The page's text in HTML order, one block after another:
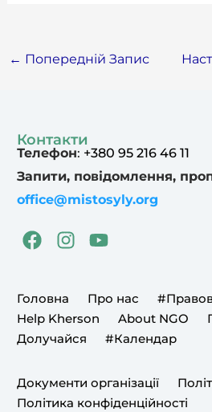
← Попередній Запис
Контакти
Телефон: +380 95 216 46 11
Запити, повідомлення,
office@mistosyly.org
F
a
e
b
o
o
I
n
t
a
g
r
m
Y
o
t
u
b
e
Головна Про нас
Help Kherson
About NGO
Долучайся
#Календар
Документи організації
Політика конфіденційності